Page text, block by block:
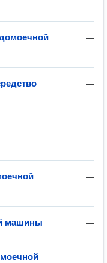
—
—
—
—
—
машины
—